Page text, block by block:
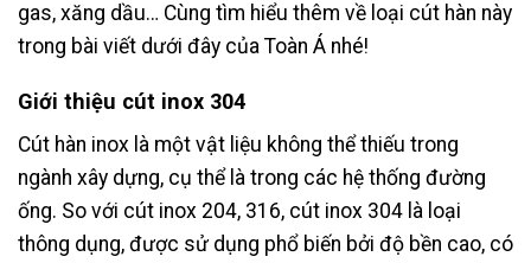
gas, xăng dầu… Cùng tìm hiểu thêm về loại cút hàn này
trong bài viết dưới đây của Toàn Á nhé!
Giới thiệu cút inox 304
Cút hàn inox là một vật liệu không thể thiếu trong
ngành xây dựng, cụ thể là trong các hệ thống đường
ống. So với cút inox 204, 316, cút inox 304 là loại
thông dụng, được sử dụng phổ biến bởi độ bền cao, có